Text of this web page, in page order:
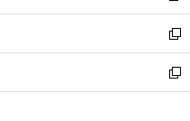
開
く
ウ
で
開
く
ン
ド
ウ
で
開
ウ
ィ
ン
ド
ウ
し
い
ウ
ィ
ン
新
し
い
ウ
新
し